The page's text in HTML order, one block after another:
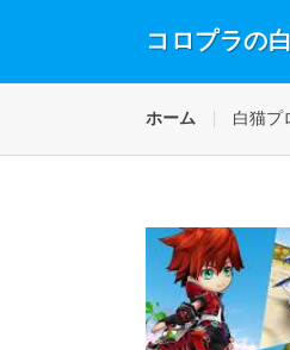
コロプラの
ホーム 白猫プ